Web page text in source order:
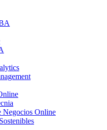
Negocios Online